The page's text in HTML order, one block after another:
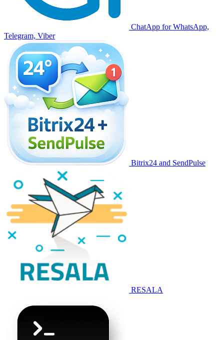
ChatApp for WhatsApp,
Telegram, Viber
Bitrix24 and SendPulse
RESALA